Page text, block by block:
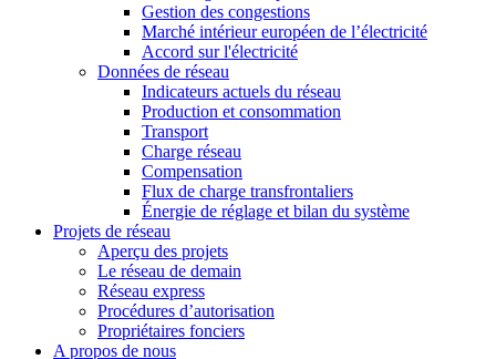
Gestion des congestions
Marché intérieur européen de l’électricité
Accord sur l'électricité
Données de réseau
Indicateurs actuels du réseau
Production et consommation
Transport
Charge réseau
Compensation
Flux de charge transfrontaliers
Énergie de réglage et bilan du système
Projets de réseau
Aperçu des projets
Le réseau de demain
Réseau express
Procédures d’autorisation
Propriétaires fonciers
A propos de nous